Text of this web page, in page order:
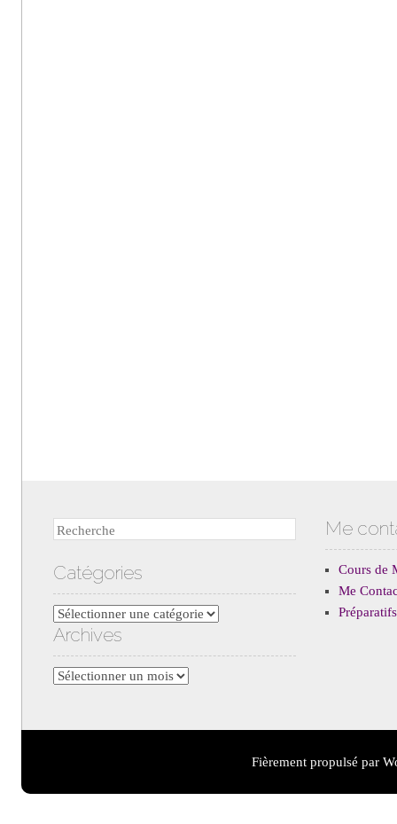
Recherche
Catégories
Catégories
Archives
Archives
Me
Cours de
Me
Fièrement propulsé par